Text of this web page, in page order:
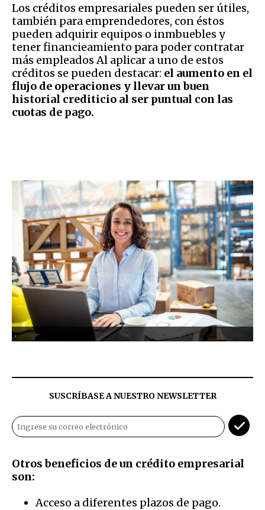
Los créditos empresariales pueden ser útiles,
también para emprendedores, con éstos
pueden adquirir equipos o inmbuebles y
tener financieamiento para poder contratar
más empleados Al aplicar a uno de estos
créditos se pueden destacar: el aumento en el
flujo de operaciones y llevar un buen
historial crediticio al ser puntual con las
cuotas de pago.
.
SUSCRÍBASE A NUESTRO NEWSLETTER
Otros beneficios de un crédito empresarial
son:
Acceso a diferentes plazos de pago.